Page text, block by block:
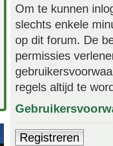
Om te kunnen
slechts enkele
op dit forum. De
permissies
regels altijd te
Registreren